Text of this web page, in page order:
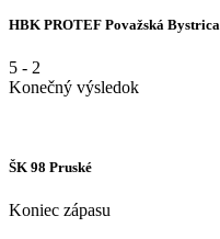
HBK PROTEF Považská Bystrica
5 - 2
Konečný výsledok
ŠK 98 Pruské
Koniec zápasu